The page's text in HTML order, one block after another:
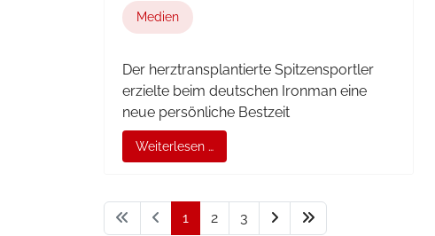
Medien
Der herztransplantierte Spitzensportler
erzielte beim deutschen Ironman eine
neue persönliche Bestzeit
Weiterlesen …
1 2 3